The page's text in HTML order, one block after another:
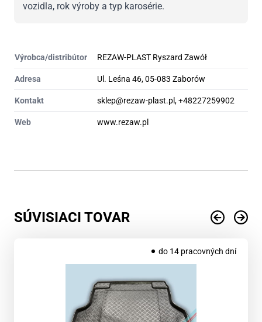
vozidla, rok výroby a typ karosérie.
Výrobca/distribútor REZAW-PLAST Ryszard Zawół
Adresa Ul. Leśna 46, 05-083 Zaborów
Kontakt sklep@rezaw-plast.pl, +48227259902
Web www.rezaw.pl
SÚVISIACI TOVAR
do 14 pracovných dní